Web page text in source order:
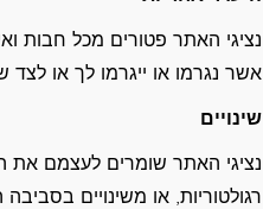
נציגי האתר פטורים מכל חבות
אשר נגרמו או ייגרמו לך או
שינויים
נציגי האתר שומרים לעצמם את
רגולטוריות, או משינויים